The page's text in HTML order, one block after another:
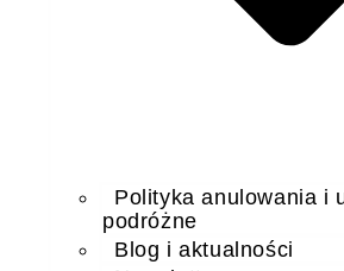
Polityka anulowania i
podróżne
Blog i aktualności